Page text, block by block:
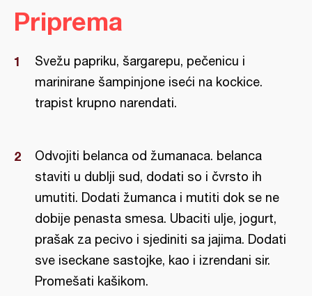
Priprema
Svežu papriku, šargarepu, pečenicu i
marinirane šampinjone iseći na kockice.
trapist krupno narendati.
Odvojiti belanca od žumanaca. belanca
staviti u dublji sud, dodati so i čvrsto ih
umutiti. Dodati žumanca i mutiti dok se ne
dobije penasta smesa. Ubaciti ulje, jogurt,
prašak za pecivo i sjediniti sa jajima. Dodati
sve iseckane sastojke, kao i izrendani sir.
Promešati kašikom.